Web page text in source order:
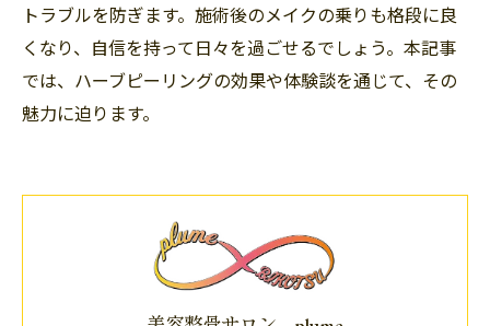
トラブルを防ぎます。施術後のメイクの乗りも格段に良
くなり、自信を持って日々を過ごせるでしょう。本記事
では、ハーブピーリングの効果や体験談を通じて、その
魅力に迫ります。